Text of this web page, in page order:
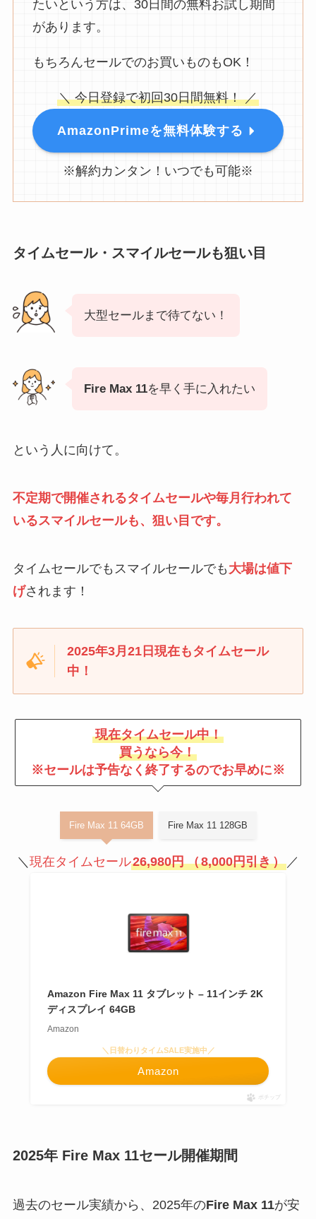
たいという方は、30日間の無料お試し期間
があります。
もちろんセールでのお買いものもOK！
＼ 今日登録で初回30日間無料！ ／
AmazonPrimeを無料体験する
※解約カンタン！いつでも可能※
タイムセール・スマイルセールも狙い目
大型セールまで待てない！
Fire Max 11を早く手に入れたい
という人に向けて。
不定期で開催されるタイムセールや毎月行われて
いるスマイルセールも、狙い目です。
タイムセールでもスマイルセールでも 大場は値下
げされます！
2025年3月21日現在もタイムセール
中！
現在タイムセール中！
買うなら今！
※セールは予告なく終了するのでお早めに※
Fire Max 11 64GB Fire Max 11 128GB
＼ 現在タイムセール26,980円 （8,000円引き） ／
Amazon Fire Max 11 タブレット – 11インチ 2K
ディスプレイ 64GB
Amazon
＼日替わりタイムSALE実施中／
Amazon
ポチップ
2025年 Fire Max 11セール開催期間
過去のセール実績から、2025年のFire Max 11が安